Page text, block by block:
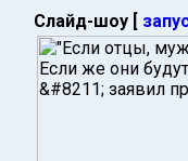
Слайд-шоу [